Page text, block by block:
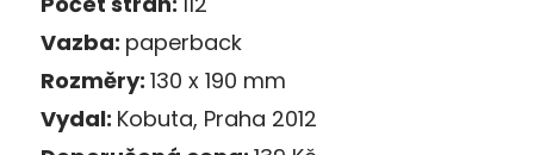
Vazba: paperback
Rozměry: 130 x 190 mm
Vydal: Kobuta, Praha 2012